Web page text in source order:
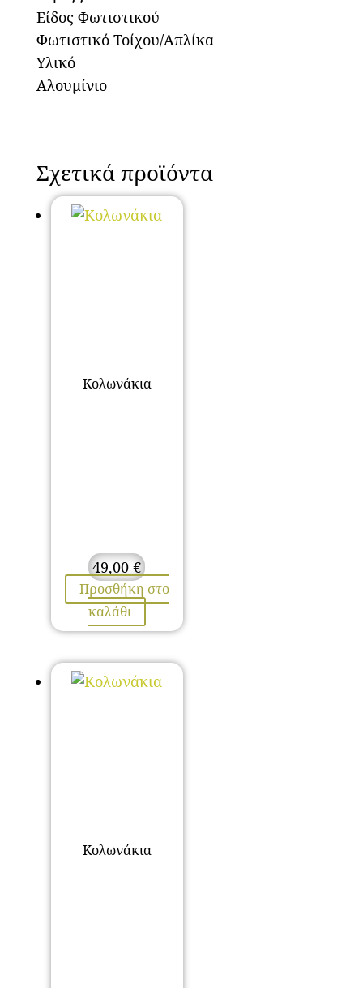
Είδος Φωτιστικού
Φωτιστικό Τοίχου/Απλίκα
Υλικό
Αλουμίνιο
Σχετικά προϊόντα
Κολωνάκια
49,00€
Προσθήκη στο
καλάθι
Κολωνάκια